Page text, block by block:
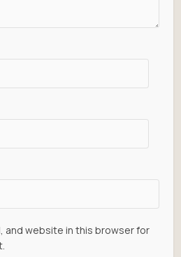
and website in this browser for